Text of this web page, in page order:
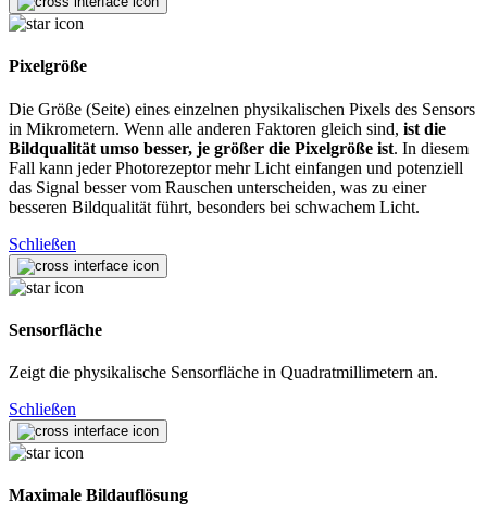
Pixelgröße
Die Größe (Seite) eines einzelnen physikalischen Pixels des Sensors
in Mikrometern. Wenn alle anderen Faktoren gleich sind, ist die
Bildqualität umso besser, je größer die Pixelgröße ist. In diesem
Fall kann jeder Photorezeptor mehr Licht einfangen und potenziell
das Signal besser vom Rauschen unterscheiden, was zu einer
besseren Bildqualität führt, besonders bei schwachem Licht.
Schließen
Sensorfläche
Zeigt die physikalische Sensorfläche in Quadratmillimetern an.
Schließen
Maximale Bildauflösung